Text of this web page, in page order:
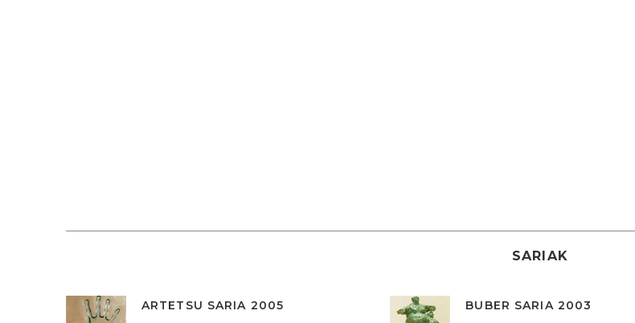
SARIAK
ARTETSU SARIA 2005 BUBER SARIA 2003